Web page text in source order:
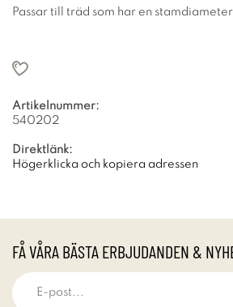
Passar till träd som har en stamdiameter
Artikelnummer:
540202
Direktlänk:
Högerklicka och kopiera adressen
FÅ VÅRA BÄSTA ERBJUDANDEN &